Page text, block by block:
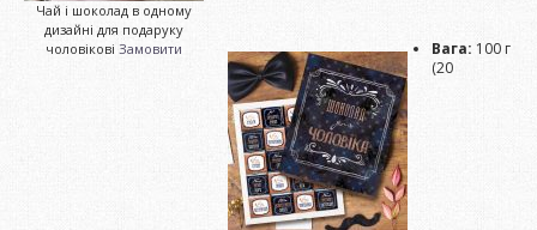
Чай і шоколад в одному
дизайні для подаруку
чоловікові Замовити Вага: 100 г
(20